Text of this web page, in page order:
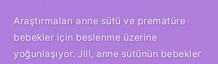
Araştırmaları anne sütü ve prematüre
bebekler için beslenme üzerine
yoğunlaşıyor. Jill, anne sütünün bebekler